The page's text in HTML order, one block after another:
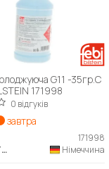
G11 -35гр.С
171998
0 відгуків
завтра
171998
FEBI BILSTEIN
Німеччина